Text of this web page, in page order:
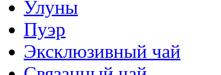
Улуны
Пуэр
Эксклюзивный чай